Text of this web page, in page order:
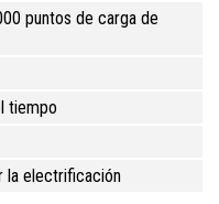
puntos de carga de
tiempo
la electrificación